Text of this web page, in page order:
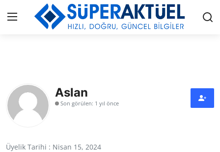
İLETİŞİM
HAKKIMIZDA
Aslan
Son görülen: 1 yıl önce
Üyelik Tarihi : Nisan 15, 2024